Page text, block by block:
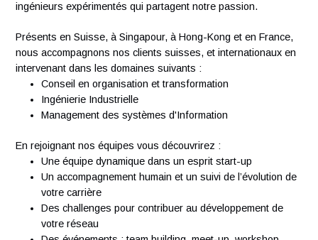
OneNote).
À propos d'Antaes
Créée en 2007, Antaes est une société suisse de conseil
sociétés de conseil en Suisse. Nous comptons plus de 300
ingénieurs expérimentés qui partagent notre passion.
Présents en Suisse, à Singapour, à Hong-Kong et en
nous accompagnons nos clients suisses, et internationaux
intervenant dans les domaines suivants :